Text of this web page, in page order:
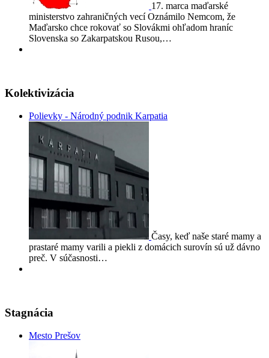
17. marca maďarské
ministerstvo zahraničných vecí Oznámilo Nemcom, že
Maďarsko chce rokovať so Slovákmi ohľadom hraníc
Slovenska so Zakarpatskou Rusou,…
Kolektivizácia
Polievky - Národný podnik Karpatia
Časy, keď naše staré mamy a
prastaré mamy varili a piekli z domácich surovín sú už dávno
preč. V súčasnosti…
Stagnácia
Mesto Prešov